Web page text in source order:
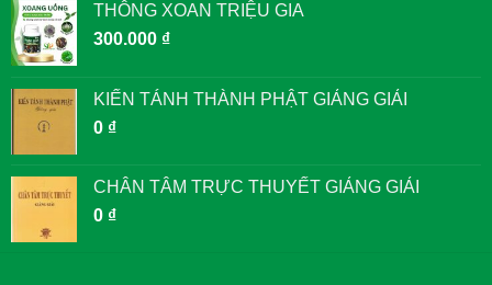
THÔNG XOAN TRIỆU GIA
300.000 ₫
KIẾN TÁNH THÀNH PHẬT GIẢNG GIẢI
0 ₫
CHÂN TÂM TRỰC THUYẾT GIẢNG GIẢI
0 ₫